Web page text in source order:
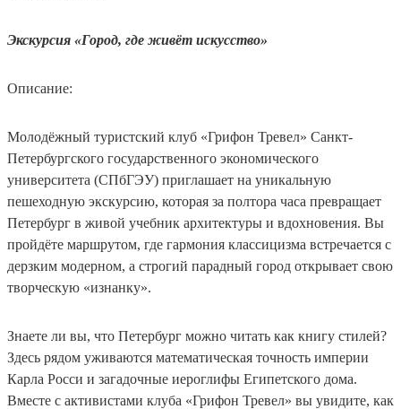
Экскурсия «Город, где живёт искусство»
Описание:
Молодёжный туристский клуб «Грифон Тревел» Санкт-
Петербургского государственного экономического
университета (СПбГЭУ) приглашает на уникальную
пешеходную экскурсию, которая за полтора часа превращает
Петербург в живой учебник архитектуры и вдохновения. Вы
пройдёте маршрутом, где гармония классицизма встречается с
дерзким модерном, а строгий парадный город открывает свою
творческую «изнанку».
Знаете ли вы, что Петербург можно читать как книгу стилей?
Здесь рядом уживаются математическая точность империи
Карла Росси и загадочные иероглифы Египетского дома.
Вместе с активистами клуба «Грифон Тревел» вы увидите, как